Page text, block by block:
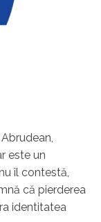
este un
îl contestă,
că pierderea
identitatea